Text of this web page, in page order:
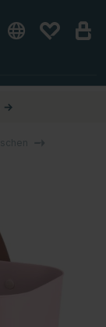
→